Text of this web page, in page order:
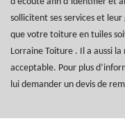
sollicitent ses services et
que votre toiture en tuiles
Lorraine Toiture . Il a aussi
acceptable. Pour plus
lui demander un devis de